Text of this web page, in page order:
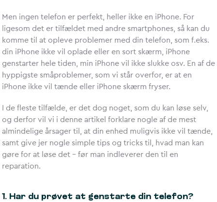
Men ingen telefon er perfekt, heller ikke en iPhone. For
ligesom det er tilfældet med andre smartphones, så kan du
komme til at opleve problemer med din telefon, som f.eks.
din iPhone ikke vil oplade eller en sort skærm, iPhone
genstarter hele tiden, min iPhone vil ikke slukke osv. En af de
hyppigste småproblemer, som vi står overfor, er at en
iPhone ikke vil tænde eller iPhone skærm fryser.
I de fleste tilfælde, er det dog noget, som du kan løse selv,
og derfor vil vi i denne artikel forklare nogle af de mest
almindelige årsager til, at din enhed muligvis ikke vil tænde,
samt give jer nogle simple tips og tricks til, hvad man kan
gøre for at løse det – før man indleverer den til en
reparation.
1. Har du prøvet at genstarte din telefon?